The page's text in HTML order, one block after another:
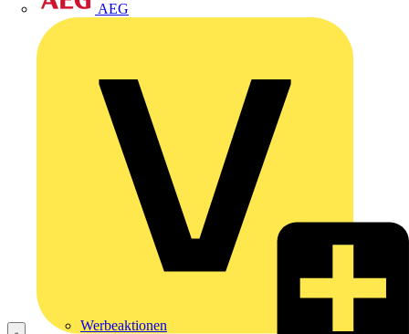
AEG
Werbeaktionen